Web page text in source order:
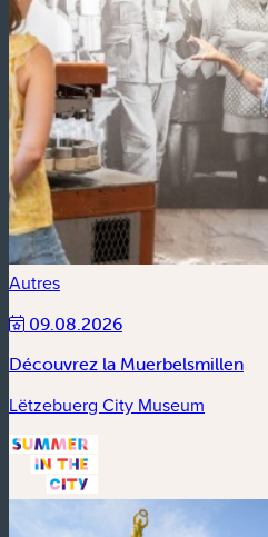
Autres
09.08.2026
Découvrez la Muerbelsmillen
Lëtzebuerg City Museum